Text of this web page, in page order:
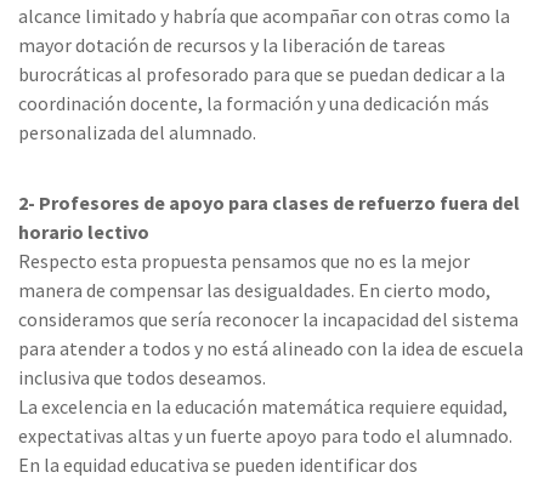
alcance limitado y habría que acompañar con otras como la
mayor dotación de recursos y la liberación de tareas
burocráticas al profesorado para que se puedan dedicar a la
coordinación docente, la formación y una dedicación más
personalizada del alumnado.
2- Profesores de apoyo para clases de refuerzo fuera del
horario lectivo
Respecto esta propuesta pensamos que no es la mejor
manera de compensar las desigualdades. En cierto modo,
consideramos que sería reconocer la incapacidad del sistema
para atender a todos y no está alineado con la idea de escuela
inclusiva que todos deseamos.
La excelencia en la educación matemática requiere equidad,
expectativas altas y un fuerte apoyo para todo el alumnado.
En la equidad educativa se pueden identificar dos